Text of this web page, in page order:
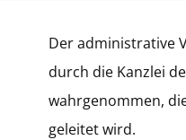
​Der administrative
durch die Kanzlei
wahrgenommen,
geleitet wird.